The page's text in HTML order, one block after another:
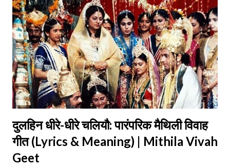
दुलहिन धीरे-धीरे चलियौ: पारंपरिक मैथिली विवाह
गीत (Lyrics & Meaning) | Mithila Vivah
Geet